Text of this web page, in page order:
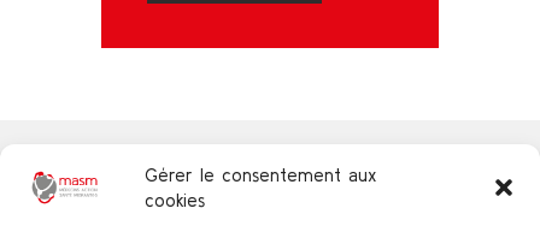
Gérer le consentement aux
cookies